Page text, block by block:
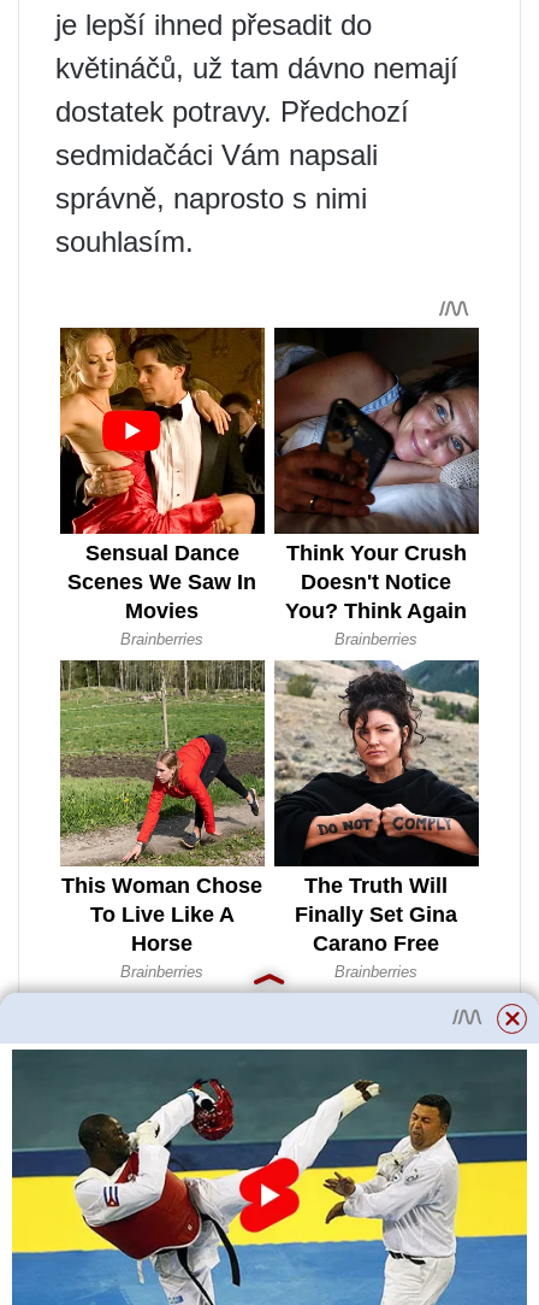
je lepší ihned přesadit do
květináčů, už tam dávno nemají
dostatek potravy. Předchozí
sedmidačáci Vám napsali
správně, naprosto s nimi
souhlasím.
Všem moc děkuji za rady a
doporučení. Jsem opravdu
začínající milovník pokojových
rostlin a rozhodl jsem se zalít
hortenzii vodou okyselenou
citronem a za pár hodin se začala